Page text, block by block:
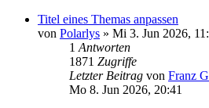
Titel eines Themas anpassen
von Polarlys » Mi 3. Jun 2026,
1 Antworten
1871 Zugriffe
Letzter Beitrag von Franz
Mo 8. Jun 2026, 20:41